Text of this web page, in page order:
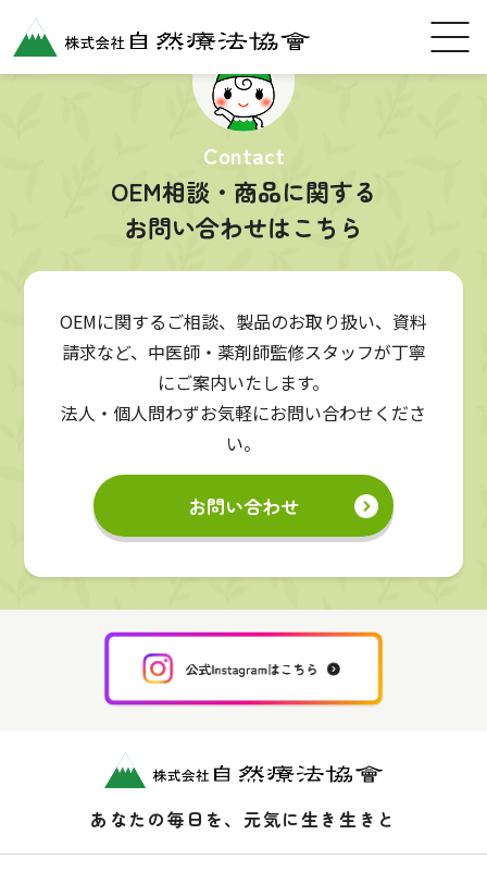
Contact
OEM相談・商品に関する
お問い合わせはこちら
OEMに関するご相談、製品のお取り扱い、資料
請求など、中医師・薬剤師監修スタッフが丁寧
にご案内いたします。
法人・個人問わずお気軽にお問い合わせくださ
い。
お問い合わせ
あなたの毎日を、元気に生き生きと